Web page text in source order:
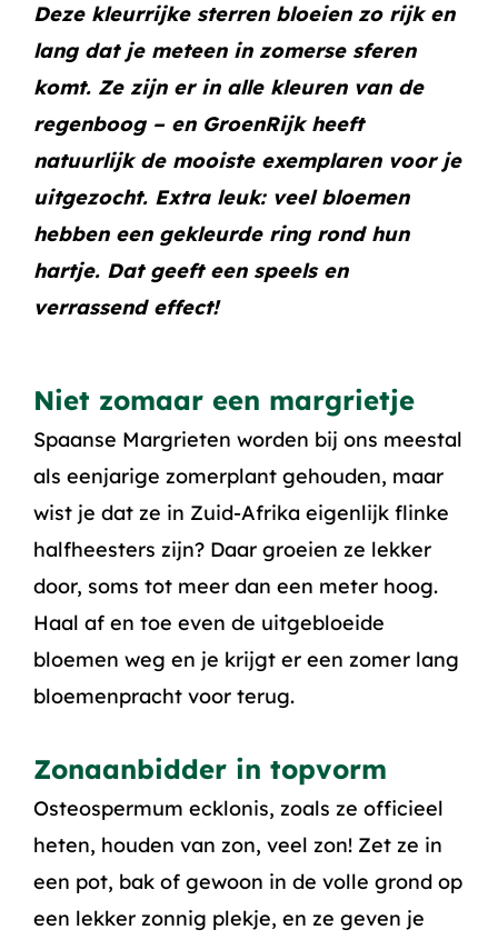
Deze kleurrijke sterren bloeien zo rijk en
lang dat je meteen in zomerse sferen
komt. Ze zijn er in alle kleuren van de
regenboog – en GroenRijk heeft
natuurlijk de mooiste exemplaren voor je
uitgezocht. Extra leuk: veel bloemen
hebben een gekleurde ring rond hun
hartje. Dat geeft een speels en
verrassend effect!
Niet zomaar een margrietje
Spaanse Margrieten worden bij ons meestal
als eenjarige zomerplant gehouden, maar
wist je dat ze in Zuid-Afrika eigenlijk flinke
halfheesters zijn? Daar groeien ze lekker
door, soms tot meer dan een meter hoog.
Haal af en toe even de uitgebloeide
bloemen weg en je krijgt er een zomer lang
bloemenpracht voor terug.
Zonaanbidder in topvorm
Osteospermum ecklonis, zoals ze officieel
heten, houden van zon, veel zon! Zet ze in
een pot, bak of gewoon in de volle grond op
een lekker zonnig plekje, en ze geven je